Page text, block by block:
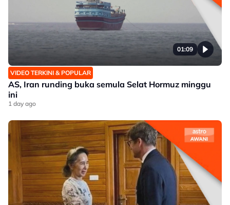
01:09
VIDEO TERKINI & POPULAR
AS, Iran runding buka semula Selat Hormuz minggu
ini
1 day ago